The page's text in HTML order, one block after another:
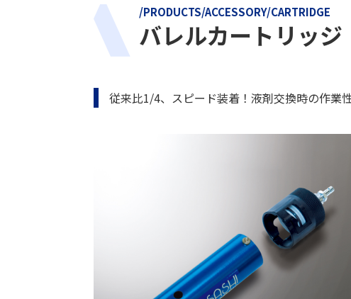
/PRODUCTS/ACCESSORY/CARTRIDGE
バレルカートリッジ
従来比1/4、スピード装着！液剤交換時の作業性